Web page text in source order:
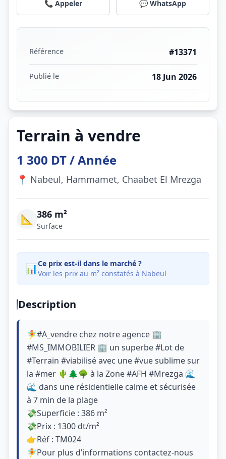
Terrain à vendre
1 300 DT / Année
📍 Nabeul, Hammamet, Chaabet El Mrezga
📐 386 m²
Surface
📊Ce prix est-il dans le marché ?
Voir les prix au m² constatés à Nabeul
Description
🧚#A_vendre chez notre agence 🏢
#MS_IMMOBILIER 🏢 un superbe #Lot de
#Terrain #viabilisé avec une #vue sublime sur
la #mer 🌵🌲🌳 à la Zone #AFH #Mrezga 🌊
🌊 dans une résidentielle calme et sécurisée
à 7 min de la plage
💸Superficie : 386 m²
💸Prix : 1300 dt/m²
👉Réf : TM024
🧚Pour plus d’informations contactez-nous
📞 Appeler 💬 WhatsApp
Référence #13371
Publié le 18 Jun 2026